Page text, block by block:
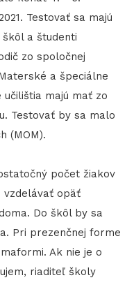
Testovať sa majú
a študenti
zo spoločnej
a špeciálne
majú mať zo
Testovať by sa malo
(MOM).
počet žiakov
vzdelávať opäť
Do škôl by sa
Pri prezenčnej forme
Ak nie je o
riaditeľ školy